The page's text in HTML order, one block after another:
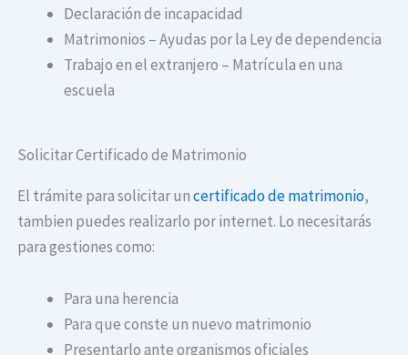
Declaración de incapacidad
Matrimonios – Ayudas por la Ley de dependencia
Trabajo en el extranjero – Matrícula en una
escuela
Solicitar Certificado de Matrimonio
El trámite para solicitar uncertificado de matrimonio,
tambien puedes realizarlo por internet. Lo necesitarás
para gestiones como:
Para una herencia
Para que conste un nuevo matrimonio
Presentarlo ante organismos oficiales